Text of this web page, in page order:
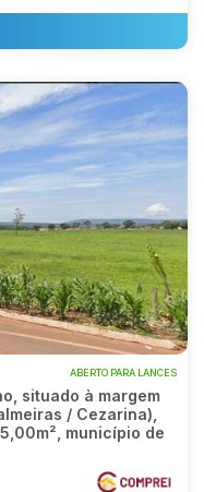
ABERTO PARA LANCES
situado à margem
/ Cezarina),
município de